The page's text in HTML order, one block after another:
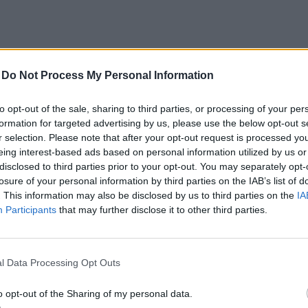
Do Not Process My Personal Information
opt-out of the sale, sharing to third parties, or processing of your
for targeted advertising by us, please use the below opt-out
selection. Please note that after your opt-out request is processed
interest-based ads based on personal information utilized by us
to third parties prior to your opt-out. You may separately
of your personal information by third parties on the IAB’s list of
This information may also be disclosed by us to third parties on the
Participants that may further disclose it to other third parties.
Data Processing Opt Outs
opt-out of the Sharing of my personal data.
filmek nemzetközi piaca címmel
lehet egy magyar filmet a nemzetközi piacon